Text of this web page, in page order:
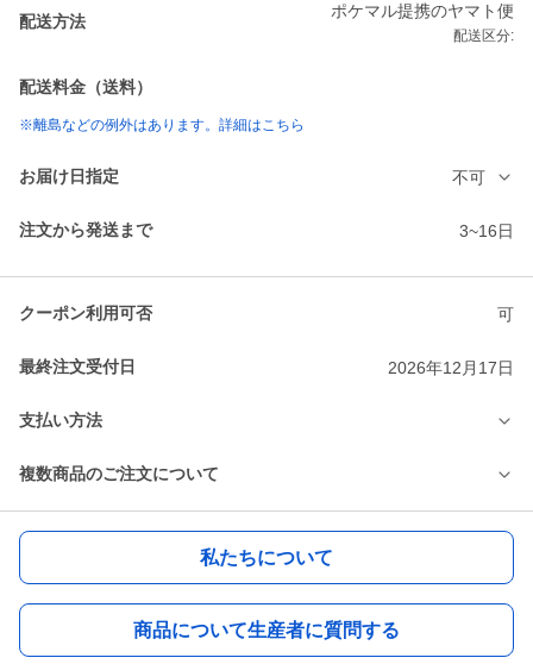
配送方法
ポケマル提携のヤマト便
配送区分:
配送料金（送料）
※離島などの例外はあります。詳細はこちら
お届け日指定 不可
注文から発送まで 3~16日
クーポン利用可否 可
最終注文受付日 2026年12月17日
支払い方法
複数商品のご注文について
私たちについて
商品について生産者に質問する